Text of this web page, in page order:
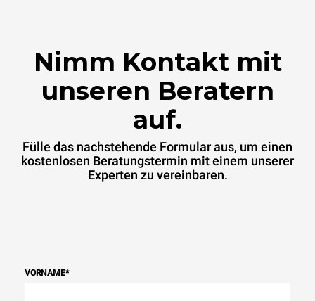
Nimm Kontakt mit
unseren Beratern
auf.
Fülle das nachstehende Formular aus, um einen
kostenlosen Beratungstermin mit einem unserer
Experten zu vereinbaren.
VORNAME*